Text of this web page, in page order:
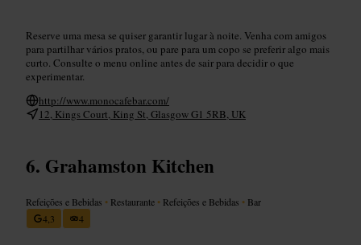
Reserve uma mesa se quiser garantir lugar à noite. Venha com amigos
para partilhar vários pratos, ou pare para um copo se preferir algo mais
curto. Consulte o menu online antes de sair para decidir o que
experimentar.
http://www.monocafebar.com/
12, Kings Court, King St, Glasgow G1 5RB, UK
Grahamston Kitchen
Refeições e Bebidas • Restaurante • Refeições e Bebidas • Bar
4,3
4